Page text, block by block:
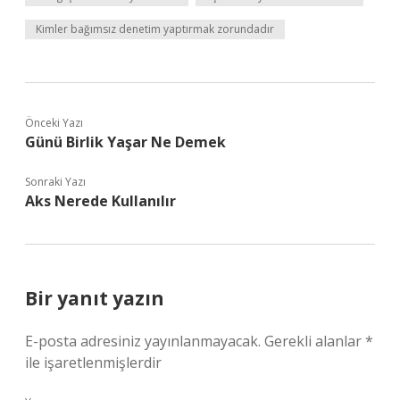
Kimler bağımsız denetim yaptırmak zorundadır
Önceki Yazı
Günü Birlik Yaşar Ne Demek
Sonraki Yazı
Aks Nerede Kullanılır
Bir yanıt yazın
E-posta adresiniz yayınlanmayacak. Gerekli alanlar*
ile işaretlenmişlerdir